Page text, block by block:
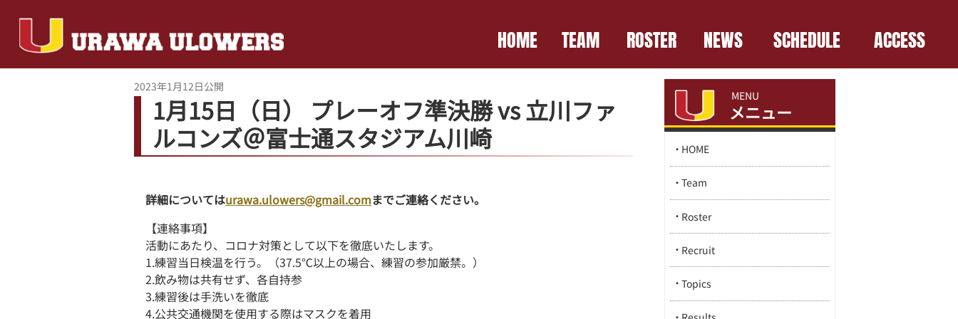
HOME TEAM ROSTER NEWS SCHEDULE ACCESS
2023年1月12日公開
1月15日（日） プレーオフ準決勝 vs 立川ファ
ルコンズ＠富士通スタジアム川崎
詳細についてはurawa.ulowers@gmail.comまでご連絡ください。
【連絡事項】
活動にあたり、コロナ対策として以下を徹底いたします。
1.練習当日検温を行う。（37.5℃以上の場合、練習の参加厳禁。）
2.飲み物は共有せず、各自持参
3.練習後は手洗いを徹底
4.公共交通機関を使用する際はマスクを着用
MENU
メニュー
HOME
Team
Roster
Recruit
Topics